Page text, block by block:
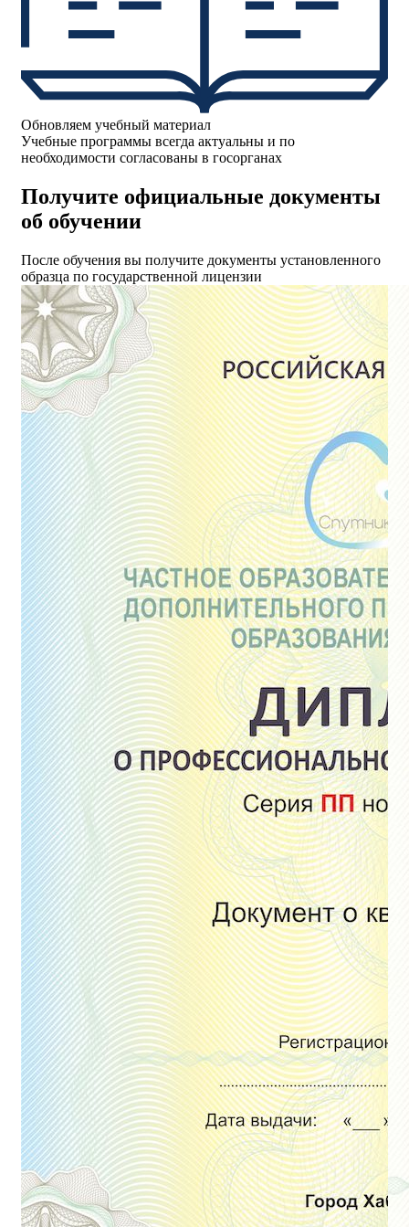
Обновляем учебный материал
Учебные программы всегда актуальны и по
необходимости согласованы в госорганах
Получите официальные документы
об обучении
После обучения вы получите документы установленного
образца по государственной лицензии